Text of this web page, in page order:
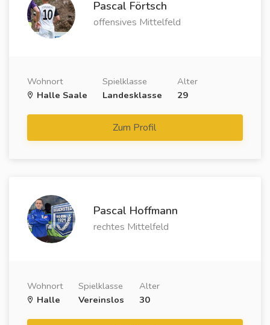
Pascal Förtsch
offensives Mittelfeld
Wohnort
Halle Saale
Spielklasse
Landesklasse
Alter
29
Zum Profil
Pascal Hoffmann
rechtes Mittelfeld
Wohnort
Halle
Spielklasse
Vereinslos
Alter
30